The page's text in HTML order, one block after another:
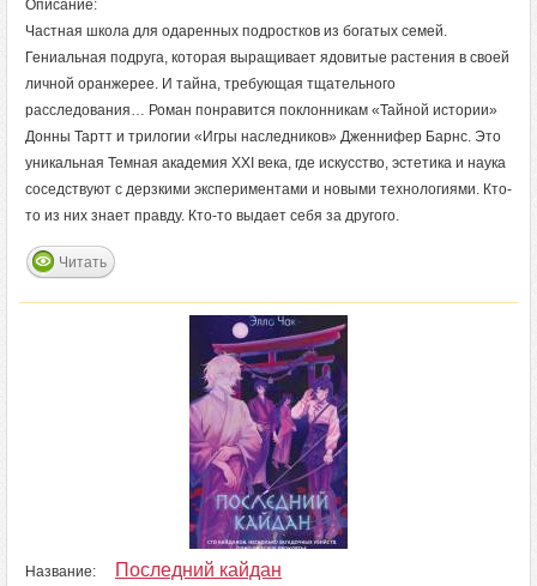
Описание:
Частная школа для одаренных подростков из богатых семей.
Гениальная подруга, которая выращивает ядовитые растения в своей
личной оранжерее. И тайна, требующая тщательного
расследования… Роман понравится поклонникам «Тайной истории»
Донны Тартт и трилогии «Игры наследников» Дженнифер Барнс. Это
уникальная Темная академия XXI века, где искусство, эстетика и наука
соседствуют с дерзкими экспериментами и новыми технологиями. Кто-
то из них знает правду. Кто-то выдает себя за другого.
Читать
Название: Последний кайдан